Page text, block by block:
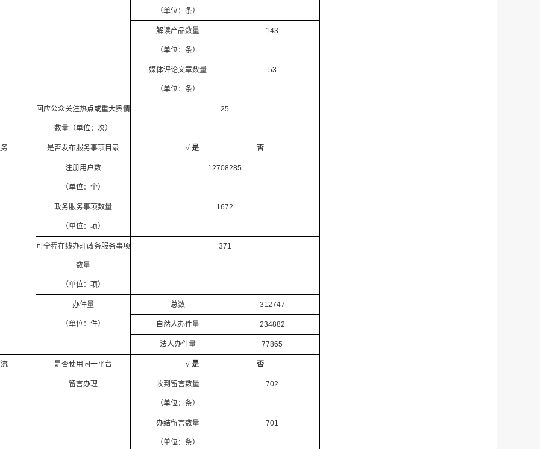
（单位：条）
解读产品数量
（单位：条）
143
媒体评论文章数量
（单位：条）
53
回应公众关注热点或重大舆情
数量（单位：次）
25
是否发布服务事项目录 √ 是 否
注册用户数
（单位：个）
12708285
政务服务事项数量
（单位：项）
1672
可全程在线办理政务服务事项
数量
（单位：项）
371
办件量
（单位：件）
总数 312747
自然人办件量 234882
法人办件量 77865
是否使用同一平台 √ 是 否
留言办理 收到留言数量
（单位：条）
702
办结留言数量
（单位：条）
701